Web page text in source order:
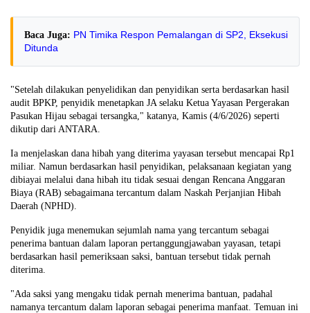
Baca Juga: PN Timika Respon Pemalangan di SP2, Eksekusi
Ditunda
"Setelah dilakukan penyelidikan dan penyidikan serta berdasarkan hasil
audit BPKP, penyidik menetapkan JA selaku Ketua Yayasan Pergerakan
Pasukan Hijau sebagai tersangka," katanya, Kamis (4/6/2026) seperti
dikutip dari ANTARA.
Ia menjelaskan dana hibah yang diterima yayasan tersebut mencapai Rp1
miliar. Namun berdasarkan hasil penyidikan, pelaksanaan kegiatan yang
dibiayai melalui dana hibah itu tidak sesuai dengan Rencana Anggaran
Biaya (RAB) sebagaimana tercantum dalam Naskah Perjanjian Hibah
Daerah (NPHD).
Penyidik juga menemukan sejumlah nama yang tercantum sebagai
penerima bantuan dalam laporan pertanggungjawaban yayasan, tetapi
berdasarkan hasil pemeriksaan saksi, bantuan tersebut tidak pernah
diterima.
"Ada saksi yang mengaku tidak pernah menerima bantuan, padahal
namanya tercantum dalam laporan sebagai penerima manfaat. Temuan ini